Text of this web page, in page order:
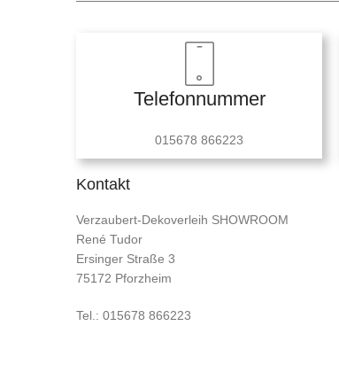
Telefonnummer
015678 866223
Kontakt
Verzaubert-Dekoverleih SHOWROOM
René Tudor
Ersinger Straße 3
75172 Pforzheim
Tel.: 015678 866223